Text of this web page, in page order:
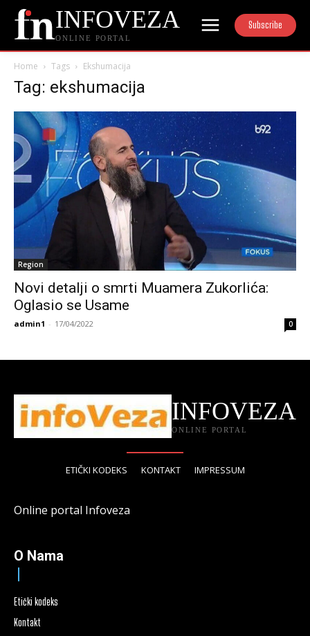
INFOVEZA
ONLINE PORTAL
Subscribe
Home Tags Ekshumacija
Tag: ekshumacija
Region
Novi detalji o smrti Muamera Zukorlića:
Oglasio se Usame
admin1 - 17/04/2022 0
INFOVEZA
ONLINE PORTAL
ETIČKI KODEKS KONTAKT IMPRESSUM
Online portal Infoveza
O Nama
Etički kodeks
Kontakt